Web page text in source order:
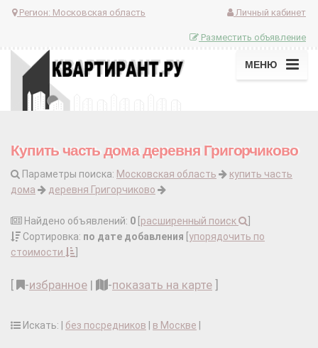
Регион: Московская область Личный кабинет
Разместить объявление
МЕНЮ
Купить часть дома деревня Григорчиково
Параметры поиска: Московская область
купить часть
дома
деревня Григорчиково
Найдено объявлений: 0 расширенный поиск
Сортировка: по дате добавления упорядочить по
стоимости
-избранное | -показать на карте
Искать: | без посредников в Москве